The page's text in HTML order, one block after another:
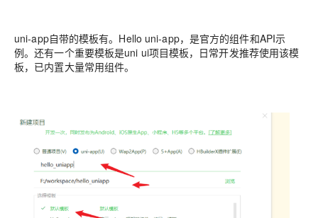
uni-app自带的模板有。Hello uni-app，是官方的组件和API示
例。还有一个重要模板是uni ui项目模板，日常开发推荐使用该模
板，已内置大量常用组件。